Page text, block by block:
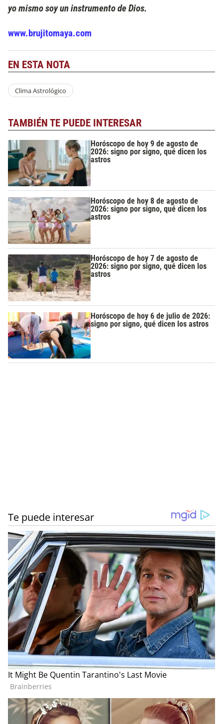
yo mismo soy un instrumento de Dios.
www.brujitomaya.com
EN ESTA NOTA
Clima Astrológico
TAMBIÉN TE PUEDE INTERESAR
Horóscopo de hoy 9 de agosto de
2026: signo por signo, qué dicen los
astros
Horóscopo de hoy 8 de agosto de
2026: signo por signo, qué dicen los
astros
Horóscopo de hoy 7 de agosto de
2026: signo por signo, qué dicen los
astros
Horóscopo de hoy 6 de julio de 2026:
signo por signo, qué dicen los astros